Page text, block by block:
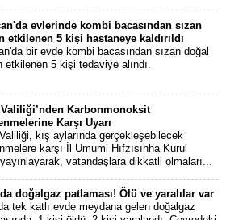
evlerinde kombi bacasından sızan
etkilenen 5 kişi hastaneye kaldırıldı
bir evde kombi bacasından sızan doğal
etkilenen 5 kişi tedaviye alındı.
Valiliği’nden Karbonmonoksit
Karşı Uyarı
kış aylarında gerçekleşebilecek
karşı İl Umumi Hıfzısıhha Kurul
yayınlayarak, vatandaşlara dikkatli olmaları...
doğalgaz patlaması! Ölü ve yaralılar var
tek katlı evde meydana gelen doğalgaz